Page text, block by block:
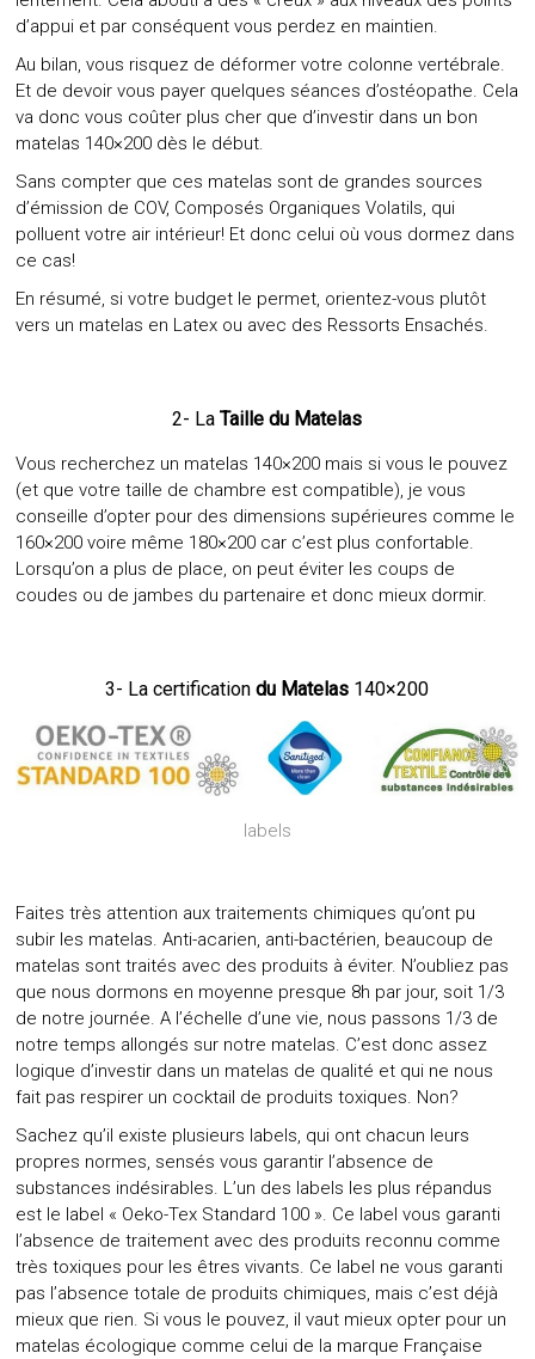
d’appui et par conséquent vous perdez en maintien.
Au bilan, vous risquez de déformer votre colonne vertébrale.
Et de devoir vous payer quelques séances d’ostéopathe. Cela
va donc vous coûter plus cher que d’investir dans un bon
matelas 140×200 dès le début.
Sans compter que ces matelas sont de grandes sources
d’émission de COV, Composés Organiques Volatils, qui
polluent votre air intérieur! Et donc celui où vous dormez dans
ce cas!
En résumé, si votre budget le permet, orientez-vous plutôt
vers un matelas en Latex ou avec des Ressorts Ensachés.
2- LaTaille du Matelas
Vous recherchez un matelas 140×200 mais si vous le pouvez
(et que votre taille de chambre est compatible), je vous
conseille d’opter pour des dimensions supérieures comme le
160×200 voire même 180×200 car c’est plus confortable.
Lorsqu’on a plus de place, on peut éviter les coups de
coudes ou de jambes du partenaire et donc mieux dormir.
3- La certification du Matelas 140×200
labels
Faites très attention aux traitements chimiques qu’ont pu
subir les matelas. Anti-acarien, anti-bactérien, beaucoup de
matelas sont traités avec des produits à éviter. N’oubliez pas
que nous dormons en moyenne presque 8h par jour, soit 1/3
de notre journée. A l’échelle d’une vie, nous passons 1/3 de
notre temps allongés sur notre matelas. C’est donc assez
logique d’investir dans un matelas de qualité et qui ne nous
fait pas respirer un cocktail de produits toxiques. Non?
Sachez qu’il existe plusieurs labels, qui ont chacun leurs
propres normes, sensés vous garantir l’absence de
substances indésirables. L’un des labels les plus répandus
est le label « Oeko-Tex Standard 100 ». Ce label vous garanti
l’absence de traitement avec des produits reconnu comme
très toxiques pour les êtres vivants. Ce label ne vous garanti
pas l’absence totale de produits chimiques, mais c’est déjà
mieux que rien. Si vous le pouvez, il vaut mieux opter pour un
matelas écologique comme celui de la marque Française